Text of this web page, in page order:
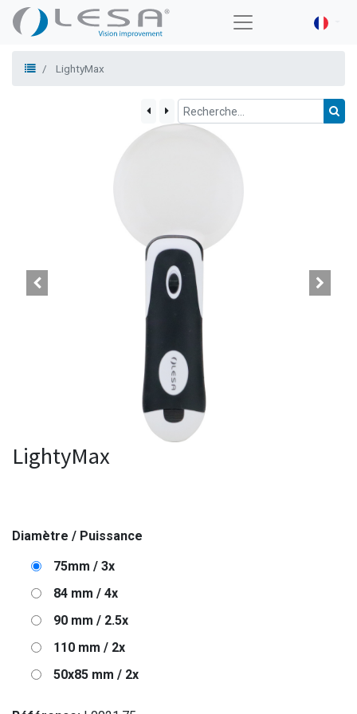
LightyMax
LightyMax
Diamètre / Puissance
75mm / 3x
84 mm / 4x
90 mm / 2.5x
110 mm / 2x
50x85 mm / 2x